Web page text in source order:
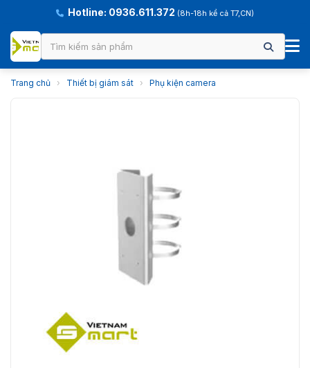
Hotline: 0936.611.372 (8h-18h kể cả T7,CN)
Trang chủ › Thiết bị giám sát › Phụ kiện camera